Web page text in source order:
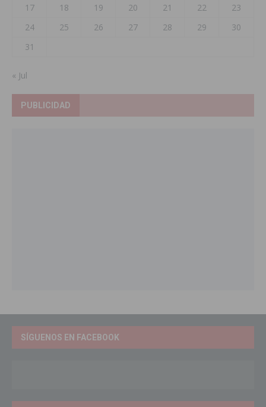
17
18 19 20 21 22
23
24
25 26 27 28 29
30
31
« Jul
PUBLICIDAD
SÍGUENOS EN FACEBOOK